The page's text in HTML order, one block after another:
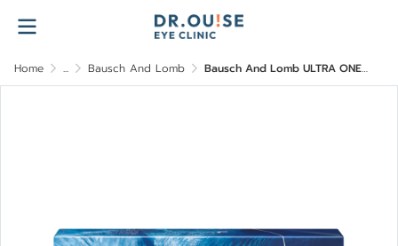
Home ... Bausch And Lomb Bausch And Lomb ULTRA ONEDAY คอนแทคเลนส์ใสรายวัน สำหรับสายตาสั้น